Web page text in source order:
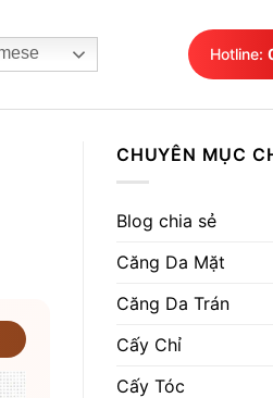
Hotline:
CHUYÊN MỤC
Blog chia sẻ
Căng Da Mặt
Căng Da Trán
Cấy Chỉ
Cấy Tóc